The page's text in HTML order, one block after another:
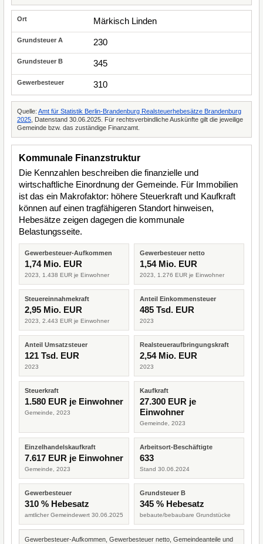
Märkisch Linden
230
345
310
Quelle: Amt für Statistik Berlin-Brandenburg Realsteuerhebesätze Brandenburg
2025 , Datenstand 30.06.2025. Für rechtsverbindliche Auskünfte gilt die jeweilige
Gemeinde bzw. das zuständige Finanzamt.
Kommunale Finanzstruktur
Die Kennzahlen beschreiben die finanzielle und
wirtschaftliche Einordnung der Gemeinde. Für Immobilien
ist das ein Makrofaktor: höhere Steuerkraft und Kaufkraft
können auf einen tragfähigeren Standort hinweisen,
Hebesätze zeigen dagegen die kommunale
Belastungsseite.
Gewerbesteuer-Aufkommen
1,74 Mio. EUR
2023, 1.438 EUR je Einwohner
Gewerbesteuer netto
1,54 Mio. EUR
2023, 1.276 EUR je Einwohner
Steuereinnahmekraft
2,95 Mio. EUR
2023, 2.443 EUR je Einwohner
Anteil Einkommensteuer
485 Tsd. EUR
2023
Anteil Umsatzsteuer
121 Tsd. EUR
2023
Realsteueraufbringungskraft
2,54 Mio. EUR
2023
Steuerkraft
1.580 EUR je Einwohner
Gemeinde, 2023
Kaufkraft
27.300 EUR je
Einwohner
Gemeinde, 2023
Einzelhandelskaufkraft
7.617 EUR je Einwohner
Gemeinde, 2023
Arbeitsort-Beschäftigte
633
Stand 30.06.2024
Gewerbesteuer
310 % Hebesatz
amtlicher Gemeindewert 30.06.2025
Grundsteuer B
345 % Hebesatz
bebaute/bebaubare Grundstücke
Gewerbesteuer-Aufkommen, Gewerbesteuer netto, Gemeindeanteile und